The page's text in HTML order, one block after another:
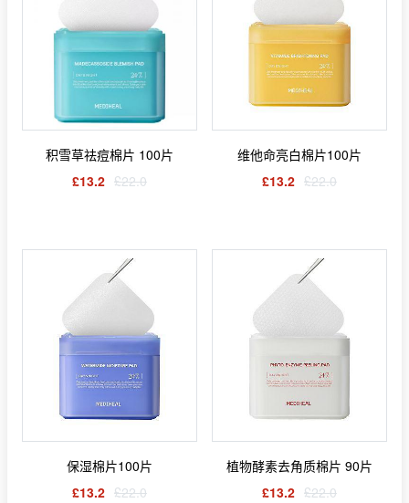
积雪草祛痘棉片 100片
£13.2 £22.0
维他命亮白棉片100片
£13.2 £22.0
保湿棉片100片
£13.2 £22.0
植物酵素去角质棉片 90片
£13.2 £22.0